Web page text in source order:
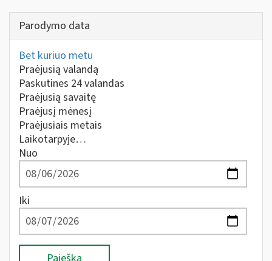
Parodymo data
Bet kuriuo metu
Praėjusią valandą
Paskutines 24 valandas
Praėjusią savaitę
Praėjusį mėnesį
Praėjusiais metais
Laikotarpyje…
Nuo
Iki